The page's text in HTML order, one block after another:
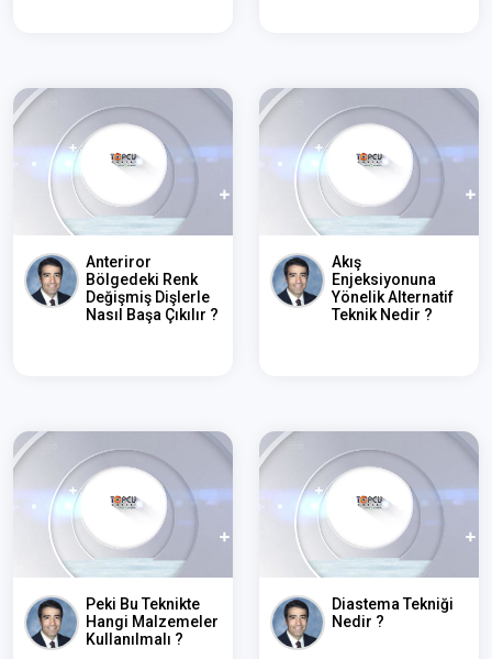
Anteriror
Bölgedeki Renk
Değişmiş Dişlerle
Nasıl Başa Çıkılır ?
Akış
Enjeksiyonuna
Yönelik Alternatif
Teknik Nedir ?
Peki Bu Teknikte
Hangi Malzemeler
Kullanılmalı ?
Diastema Tekniği
Nedir ?